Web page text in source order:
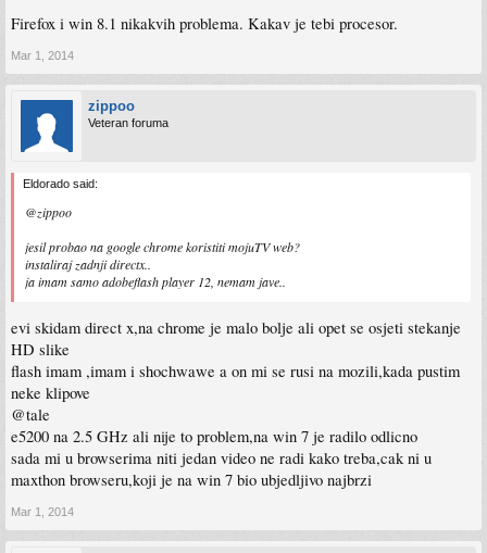
probati cu skinuti ,mada ja muku mucim sa driverima na win 8.1,nema izgleda
a eto dodje 1.mart i NISTA ,kao sto sam i ocekivao
Click to expand...
evo skinuo sam zadnje beta drivere i opet mi trza HD arene na moja web tv
sada vidim zasto raja brise win 8,izgleda da cu i ja morati opet na win 7 ,sa njim 5
godina ni najmanjeg problema nije bilo
Firefox i win 8.1 nikakvih problema. Kakav je tebi procesor.
Mar 1, 2014
zippoo
Veteran foruma
Eldorado said:
@zippoo
jesil probao na google chrome koristiti mojuTV web?
instaliraj zadnji directx..
ja imam samo adobeflash player 12, nemam jave..
evi skidam direct x,na chrome je malo bolje ali opet se osjeti stekanje
HD slike
flash imam ,imam i shochwawe a on mi se rusi na mozili,kada pustim
neke klipove
@tale
e5200 na 2.5 GHz ali nije to problem,na win 7 je radilo odlicno
sada mi u browserima niti jedan video ne radi kako treba,cak ni u
maxthon browseru,koji je na win 7 bio ubjedljivo najbrzi
Mar 1, 2014